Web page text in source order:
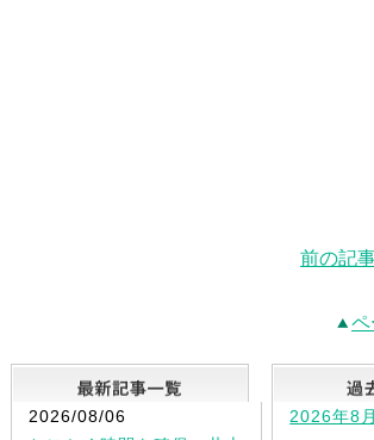
前の記
ペ
最新記事一
2026/08/06
2026年8月